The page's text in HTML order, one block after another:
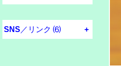
電飾 看板 広告塔
看板 製作 案内版
高齢者住宅改修工事
店舗 改装 什器製作
SNS／リンク ⑹